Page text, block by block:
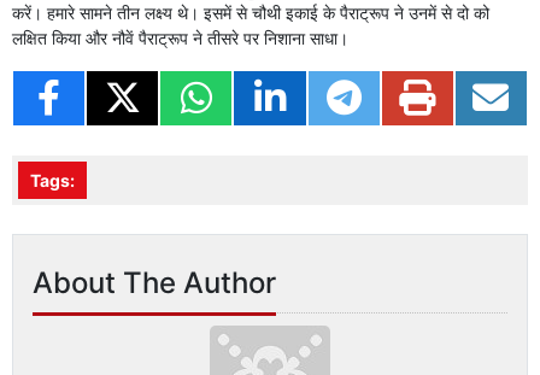
करें। हमारे सामने तीन लक्ष्य थे। इसमें से चौथी इकाई के पैराट्रूप ने उनमें से दो को
लक्षित किया और नौवें पैराट्रूप ने तीसरे पर निशाना साधा।
Tags:
About The Author